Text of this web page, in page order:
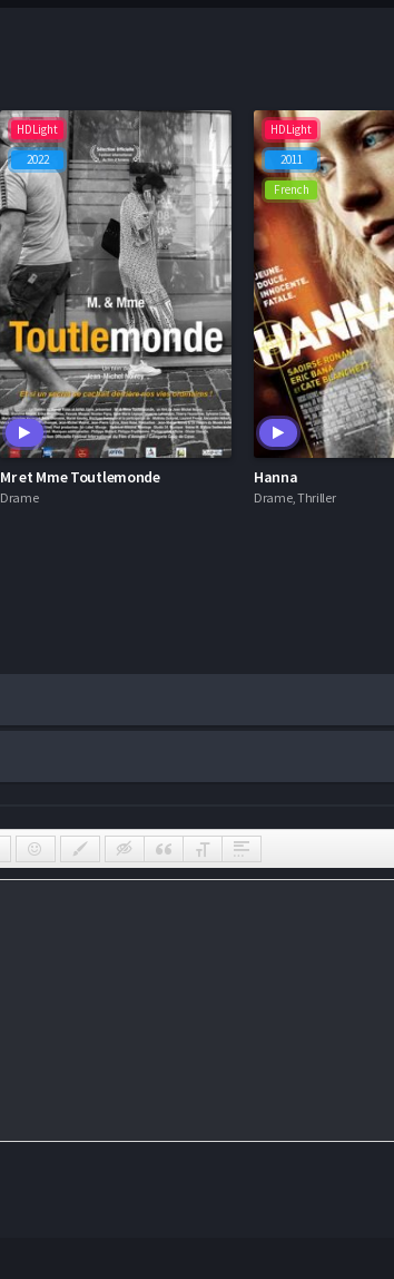
HDLight
2022
Mr et Mme Toutlemonde
Drame
HDLight
2011
French
Hanna
Drame, Thriller